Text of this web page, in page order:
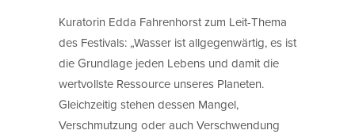
Kuratorin Edda Fahrenhorst zum Leit-Thema
des Festivals: „Wasser ist allgegenwärtig, es ist
die Grundlage jeden Lebens und damit die
wertvollste Ressource unseres Planeten.
Gleichzeitig stehen dessen Mangel,
Verschmutzung oder auch Verschwendung